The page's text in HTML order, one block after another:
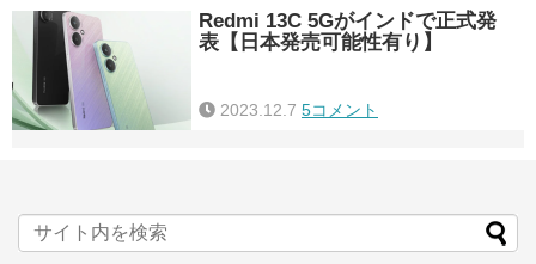
Redmi 13C 5Gがインドで正式発
表【日本発売可能性有り】
2023.12.7 5コメント